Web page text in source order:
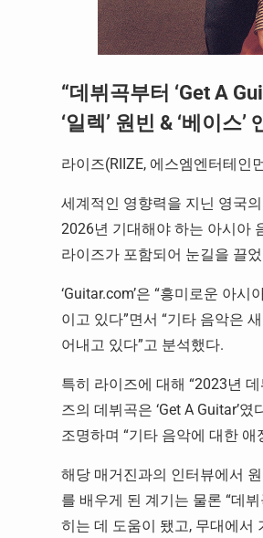
“데뷔곡부터 ‘Get A
‘일렉’ 원빈 & ‘베이스
라이즈(RIIZE, 에스엠엔터테인
세계적인 영향력을 지닌 영국
2026년 기대해야 하는 아시아
라이즈가 포함되어 눈길을 끌
‘Guitar.com’은 “흥미로운 아
이고 있다”면서 “기타 음악은
어내고 있다”고 분석했다.
특히 라이즈에 대해 “2023년
즈의 데뷔곡은 ‘Get A Guitar’
조명하며 “기타 음악에 대한
해당 매거진과의 인터뷰에서
를 배우게 된 계기는 물론 “데
히는 데 도움이 됐고, 무대에서